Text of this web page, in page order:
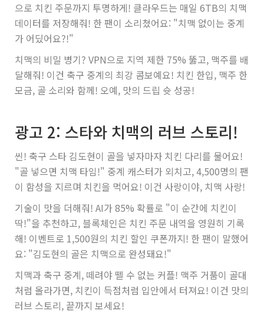
으로 치킨 주문까지 투명하게! 클라우드는 매일 6TB의 치맥
데이터를 저장해줘! 한 팬이 소리쳤어요: "치맥 없이는 중계
가 어딨어요?!"
치맥의 비밀 병기? VPN으로 지역 제한 75% 뚫고, 맥주를 배
달해줘! 이건 축구 중계의 최강 콤보예요! 치킨 한입, 맥주 한
모금, 골 소리와 함께! 오예, 맛의 드립 슛 성공!
광고 2: 스타와 치맥의 러브 스토리!
씬! 축구 스타 김도현이 골을 넣자마자 치킨 다리를 물어요!
"골 넣으면 치맥 타임!" 중계 캐스터가 외치고, 4,500명의 팬
이 함성을 지르며 치킨을 먹어요! 이건 사랑이야, 치맥 사랑!
기술이 맛을 더해줘! AI가 85% 확률로 "이 순간에 치킨이
딱!"을 추천하고, 블록체인은 치킨 주문 내역을 영원히 기록
해! 이벤트로 1,500원의 치킨 할인 쿠폰까지! 한 팬이 말했어
요: "김도현의 골은 치맥으로 완성돼요!"
치맥과 축구 중계, 떼려야 뗄 수 없는 커플! 맥주 거품이 골대
처럼 올라가면, 치킨이 득점처럼 입안에서 터져요! 이건 맛의
러브 스토리, 끝까지 보세요!